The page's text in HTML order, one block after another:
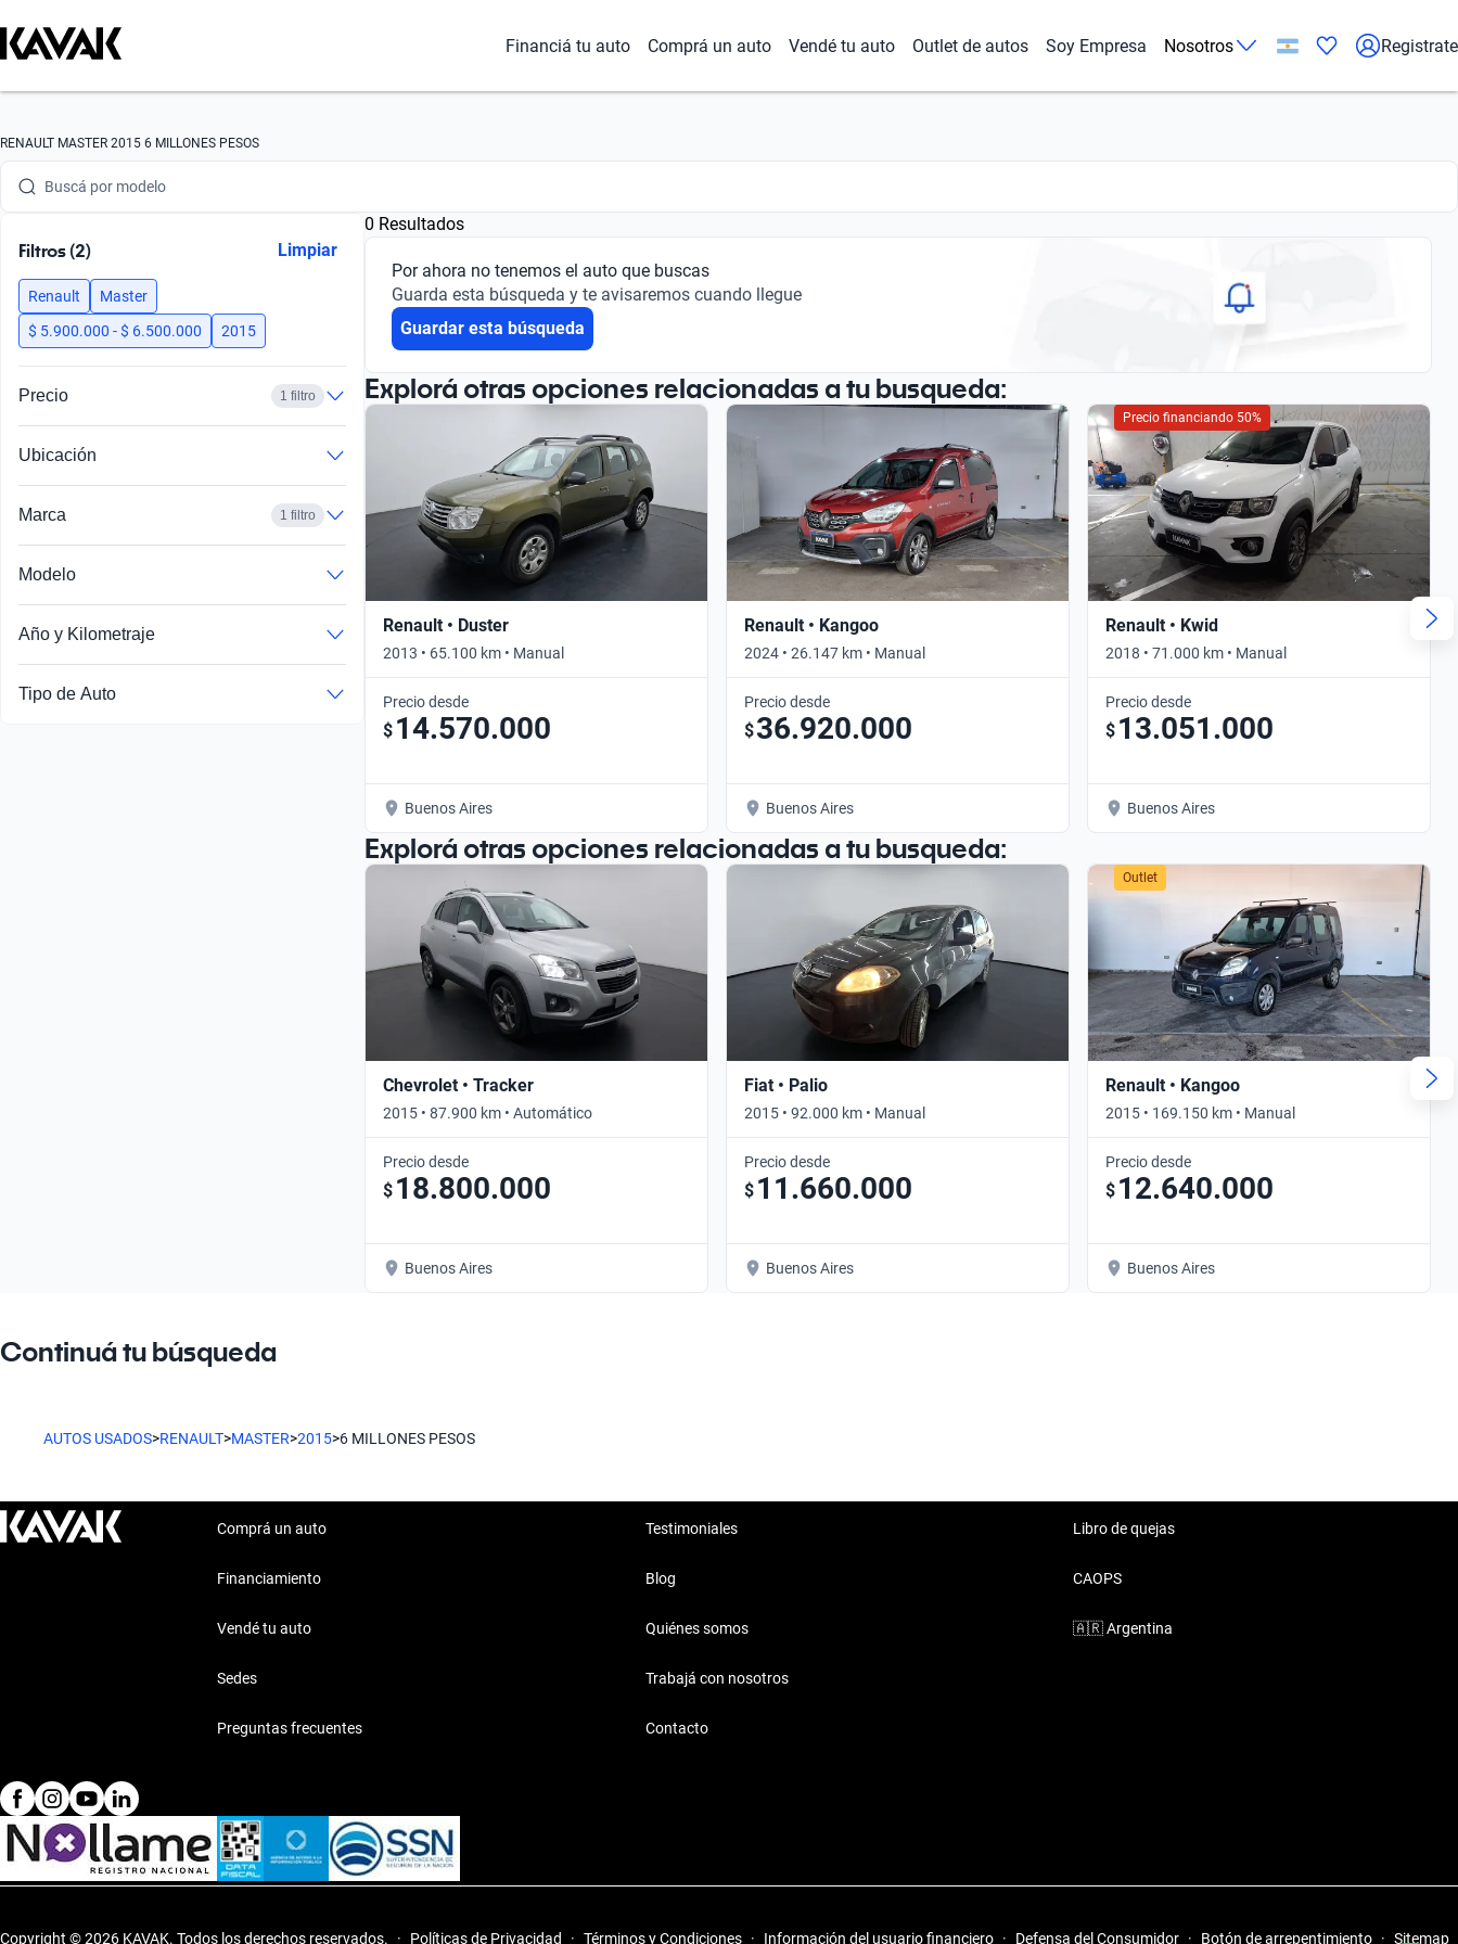
Financiá tu auto Comprá un auto Vendé tu auto Outlet de autos Soy Empresa Nosotros Registrate
RENAULT MASTER 2015 6 MILLONES PESOS
Buscá por marca
Buscá por modelo
Buscá por año
Buscá por marca
Buscá por versión
Filtros (2) Limpiar
Renault
Master
$ 5.900.000 - $ 6.500.000
2015
Precio 1 filtro
Ubicación
Marca 1 filtro
Modelo
Año y Kilometraje
Tipo de Auto
0 Resultados
Por ahora no tenemos el auto que buscas
Guarda esta búsqueda y te avisaremos cuando llegue
Guardar esta búsqueda
Explorá otras opciones relacionadas a tu busqueda:
Renault • Duster
2013 • 65.100 km • Manual
Precio desde
$ 14.570.000
Buenos Aires
Renault • Kangoo
2024 • 26.147 km • Manual
Precio desde
$36.920.000
Buenos Aires
Precio financiando 50%
Renault • Kwid
2018 • 71.000 km • Manual
Precio desde
$ 13.051.000
Buenos Aires
Explorá otras opciones relacionadas a tu busqueda:
Chevrolet • Tracker
2015 • 87.900 km • Automático
Precio desde
$ 18.800.000
Buenos Aires
Fiat • Palio
2015 • 92.000 km • Manual
Precio desde
$ 11.660.000
Buenos Aires
Outlet
Renault • Kangoo
2015 • 169.150 km • Manual
Precio desde
$ 12.640.000
Buenos Aires
Continuá tu búsqueda
AUTOS USADOS>RENAULT>MASTER>2015>6 MILLONES PESOS
Comprá un auto
Financiamiento
Vendé tu auto
Sedes
Preguntas frecuentes
Testimoniales
Blog
Quiénes somos
Trabajá con nosotros
Contacto
Libro de quejas
CAOPS
🇦🇷 Argentina
Copyright © 2026 KAVAK. Todos los derechos reservados. · Políticas de Privacidad · Términos y Condiciones · Información del usuario financiero · Defensa del Consumidor · Botón de arrepentimiento · Sitemap